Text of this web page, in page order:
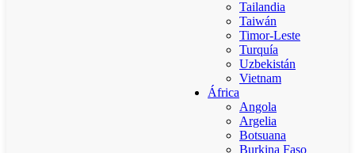
Tailandia
Taiwán
Timor-Leste
Turquía
Uzbekistán
Vietnam
África
Angola
Argelia
Botsuana
Burkina Faso